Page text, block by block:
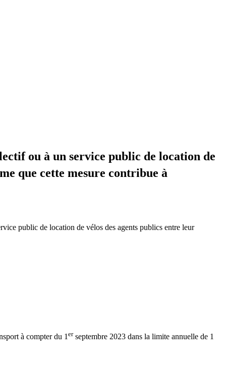
ou à un service public de location de
que cette mesure contribue à
public de location de vélos des agents publics entre leur
à compter du 1erseptembre 2023 dans la limite annuelle de 1